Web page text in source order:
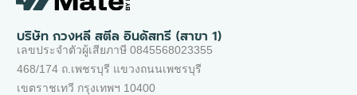
บริษัท กวงหลี สตีล อินดัสทรี (สาขา 1)
เลขประจำตัวผู้เสียภาษี 0845568023355
468/174 ถ.เพชรบุรี แขวงถนนเพชรบุรี
เขตราชเทวี กรุงเทพฯ 10400